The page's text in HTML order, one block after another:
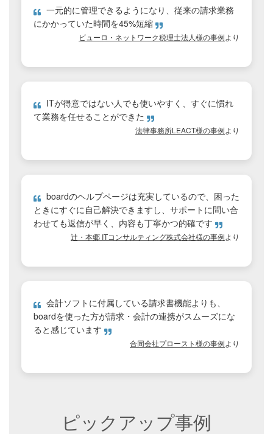
一元的に管理できるようになり、従来の請求業務
にかかっていた時間を45%短縮
ビューロ・ネットワーク税理士法人様の事例より
ITが得意ではない人でも使いやすく、すぐに慣れ
て業務を任せることができた
法律事務所LEACT様の事例より
boardのヘルプページは充実しているので、困った
ときにすぐに自己解決できますし、サポートに問い合
わせても返信が早く、内容も丁寧かつ的確です
辻・本郷 ITコンサルティング株式会社様の事例より
会計ソフトに付属している請求書機能よりも、
boardを使った方が請求・会計の連携がスムーズにな
ると感じています
合同会社プロースト様の事例より
ピックアップ事例